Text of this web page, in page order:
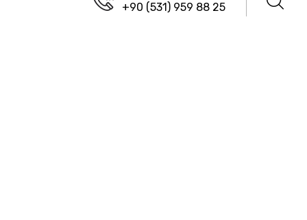
+90 (531) 959 88 25